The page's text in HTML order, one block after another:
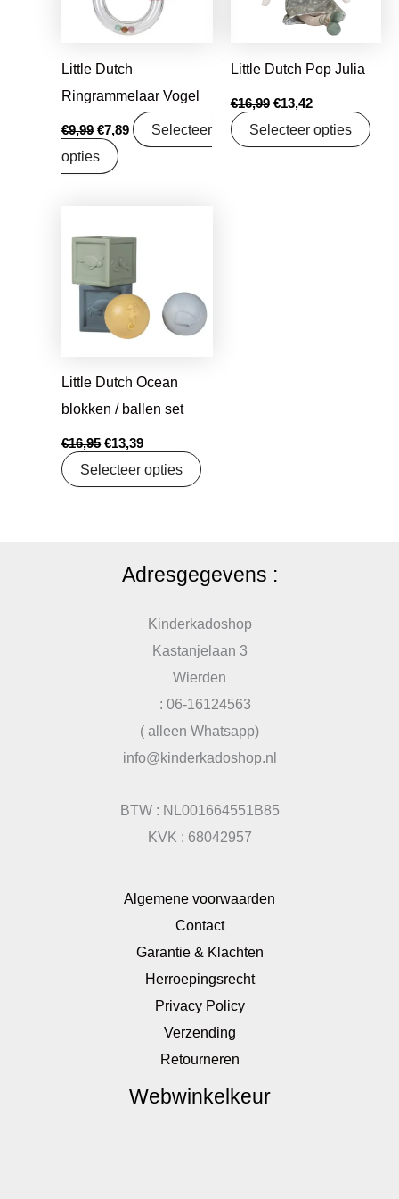
Little Dutch
Ringrammelaar Vogel
€9,99 €7,89
Selecteer
opties
Little Dutch Pop Julia
€16,99 €13,42
Selecteer opties
Little Dutch Ocean
blokken / ballen set
€16,95
was:
€16,95.
€13,39
Selecteer opties
Adresgegevens :
Kinderkadoshop
Kastanjelaan 3
Wierden
: 06-16124563
( alleen Whatsapp)
info@kinderkadoshop.nl
BTW : NL001664551B85
KVK : 68042957
Algemene voorwaarden
Contact
Garantie & Klachten
Herroepingsrecht
Privacy Policy
Verzending
Retourneren
Webwinkelkeur